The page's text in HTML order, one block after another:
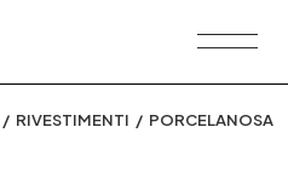
RIVESTIMENTI
PORCELANOSA